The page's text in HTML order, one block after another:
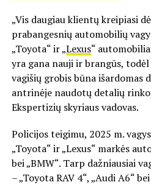
„Vis daugiau klientų kreipiasi
prabangesnių automobilių
„Toyota“ ir „Lexus“
yra gana nauji ir brangūs,
vagišių grobis būna išardomas
antrinėje naudotų detalių
Ekspertizių skyriaus vadovas.
Policijos teigimu, 2025 m.
„Toyota“ ir „Lexus“ markės
bei „BMW“. Tarp dažniausiai
– „Toyota RAV 4“, „Audi A6“